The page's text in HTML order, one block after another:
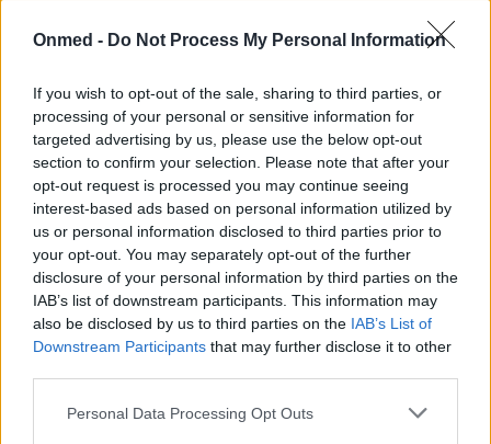
Onmed - Do Not Process My Personal Information
If you wish to opt-out of the sale, sharing to third parties, or
processing of your personal or sensitive information for
targeted advertising by us, please use the below opt-out
section to confirm your selection. Please note that after your
opt-out request is processed you may continue seeing
interest-based ads based on personal information utilized by
us or personal information disclosed to third parties prior to
your opt-out. You may separately opt-out of the further
disclosure of your personal information by third parties on the
IAB’s list of downstream participants. This information may
also be disclosed by us to third parties on the IAB’s List of
Downstream Participants that may further disclose it to other
Personal Data Processing Opt Outs
Κοινωνική απομόνωση: Πώς συνδέεται
με τον κίνδυνο άνοιας
συνδέονται με επιβράδυνση…